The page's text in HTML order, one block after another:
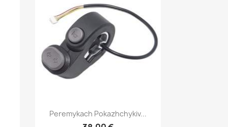
Швидкий перегляд
Peremykach Pokazhchykiv...